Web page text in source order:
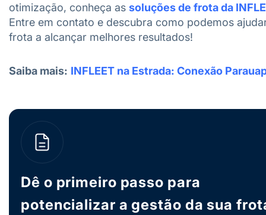
otimização, conheça as soluções de frota da
Entre em contato e descubra como podemos
frota a alcançar melhores resultados!
Saiba mais: INFLEET na Estrada: Conexão
Dê o primeiro passo para
potencializar a gestão da sua